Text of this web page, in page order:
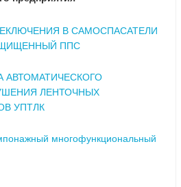
В САМОСПАСАТЕЛИ
ППС
АВТОМАТИЧЕСКОГО
ЛЕНТОЧНЫХ
УПТЛК
многофункциональный